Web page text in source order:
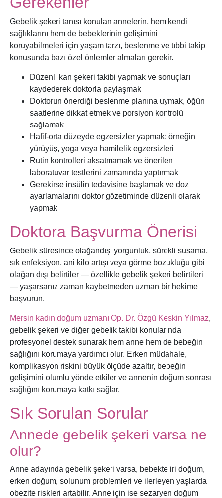
Gebelik şekeri tanısı konulan annelerin, hem kendi
sağlıklarını hem de bebeklerinin gelişimini
koruyabilmeleri için yaşam tarzı, beslenme ve tıbbi takip
konusunda bazı özel önlemler almaları gerekir.
Düzenli kan şekeri takibi yapmak ve sonuçları
kaydederek doktorla paylaşmak
Doktorun önerdiği beslenme planına uymak, öğün
saatlerine dikkat etmek ve porsiyon kontrolü
sağlamak
Hafif-orta düzeyde egzersizler yapmak; örneğin
yürüyüş, yoga veya hamilelik egzersizleri
Rutin kontrolleri aksatmamak ve önerilen
laboratuvar testlerini zamanında yaptırmak
Gerekirse insülin tedavisine başlamak ve doz
ayarlamalarını doktor gözetiminde düzenli olarak
yapmak
Doktora Başvurma Önerisi
Gebelik süresince olağandışı yorgunluk, sürekli susama,
sık enfeksiyon, ani kilo artışı veya görme bozukluğu gibi
olağan dışı belirtiler — özellikle gebelik şekeri belirtileri
— yaşarsanız zaman kaybetmeden uzman bir hekime
başvurun.
Mersin kadın doğum uzmanı Op. Dr. Özgü Keskin Yılmaz,
gebelik şekeri ve diğer gebelik takibi konularında
profesyonel destek sunarak hem anne hem de bebeğin
sağlığını korumaya yardımcı olur. Erken müdahale,
komplikasyon riskini büyük ölçüde azaltır, bebeğin
gelişimini olumlu yönde etkiler ve annenin doğum sonrası
sağlığını korumaya katkı sağlar.
Sık Sorulan Sorular
Annede gebelik şekeri varsa ne
olur?
Anne adayında gebelik şekeri varsa, bebekte iri doğum,
erken doğum, solunum problemleri ve ilerleyen yaşlarda
obezite riskleri artabilir. Anne için ise sezaryen doğum